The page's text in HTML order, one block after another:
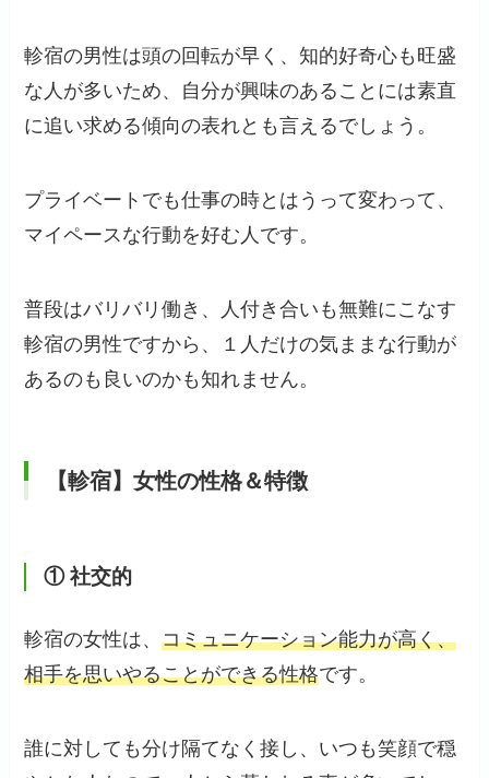
軫宿の男性は頭の回転が早く、知的好奇心も旺盛
な人が多いため、自分が興味のあることには素直
に追い求める傾向の表れとも言えるでしょう。
プライベートでも仕事の時とはうって変わって、
マイペースな行動を好む人です。
普段はバリバリ働き、人付き合いも無難にこなす
軫宿の男性ですから、１人だけの気ままな行動が
あるのも良いのかも知れません。
【軫宿】女性の性格＆特徴
① 社交的
軫宿の女性は、コミュニケーション能力が高く、
相手を思いやることができる性格です。
誰に対しても分け隔てなく接し、いつも笑顔で穏